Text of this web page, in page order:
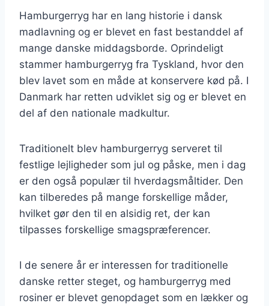
Hamburgerryg har en lang historie i dansk
madlavning og er blevet en fast bestanddel af
mange danske middagsborde. Oprindeligt
stammer hamburgerryg fra Tyskland, hvor den
blev lavet som en måde at konservere kød på. I
Danmark har retten udviklet sig og er blevet en
del af den nationale madkultur.
Traditionelt blev hamburgerryg serveret til
festlige lejligheder som jul og påske, men i dag
er den også populær til hverdagsmåltider. Den
kan tilberedes på mange forskellige måder,
hvilket gør den til en alsidig ret, der kan
tilpasses forskellige smagspræferencer.
I de senere år er interessen for traditionelle
danske retter steget, og hamburgerryg med
rosiner er blevet genopdaget som en lækker og